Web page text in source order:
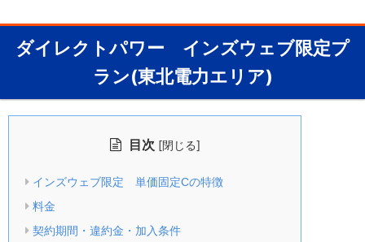
ダイレクトパワー インズウェブ限定プ
ラン(東北電力エリア)
目次 [閉じる]
インズウェブ限定 単価固定Cの特徴
料金
契約期間・違約金・加入条件